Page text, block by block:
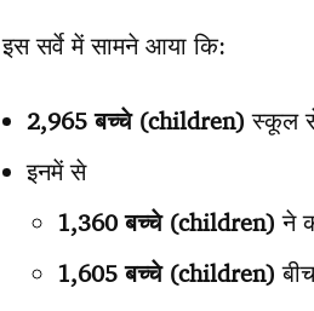
इस सर्वे में सामने आया कि:
2,965 बच्चे (children) स्कूल
इनमें से
1,360 बच्चे (children) ने
1,605 बच्चे (children)